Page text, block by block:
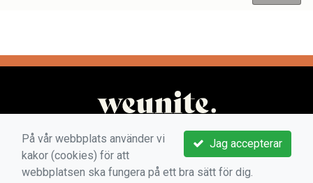
Jag accepterar
På vår webbplats använder vi
kakor (cookies) för att
webbplatsen ska fungera på ett bra sätt för dig.